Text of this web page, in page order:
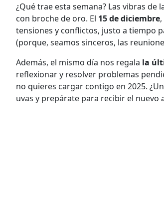
¿Qué trae esta semana? Las vibras
con broche de oro. El 15 de diciembre
tensiones y conflictos, justo a tiempo
(porque, seamos sinceros, las
Además, el mismo día nos regala la
reflexionar y resolver problemas
no quieres cargar contigo en 2025.
uvas y prepárate para recibir el nuevo